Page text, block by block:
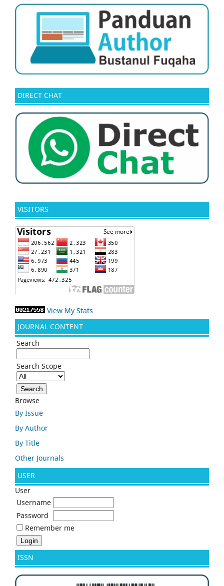
DIRECT CHAT
VISITORS
View My Stats
JOURNAL CONTENT
Search
Search Scope
Browse
By Issue
By Author
By Title
Other Journals
USER
User
Username
Password
Remember me
ISSN